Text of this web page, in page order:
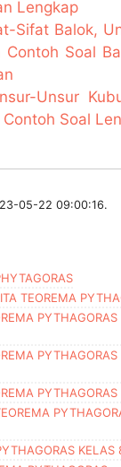
Lengkap
Sifat Balok,
Contoh Soal
Unsur
Soal
05-22 09:00:16.
TEOREMA
PYTHAGORAS
KELAS